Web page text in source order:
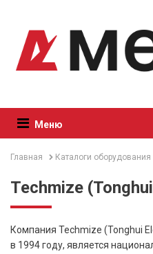
Меню
Главная Каталоги оборудования
Techmize
Компания Techmize (Tonghui
в 1994 году, является